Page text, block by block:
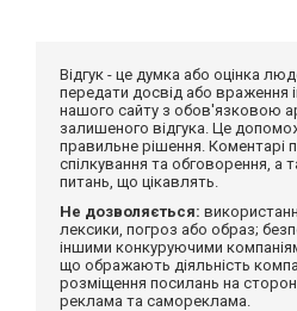
Відгук - це думка або оцінка
передати досвід або враження
нашого сайту з обов'язковою
залишеного відгука. Це
правильне рішення. Коментарі
спілкування та обговорення, а
питань, що цікавлять.
Не дозволяється:
лексики, погроз або образ;
іншими конкуруючими
що ображають діяльність
розміщення посилань на
реклама та самореклама.